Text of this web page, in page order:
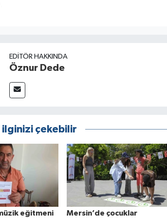
EDITÖR HAKKINDA
Öznur Dede
ilginizi çekebilir
eğitmeni
Mersin’de çocuklar